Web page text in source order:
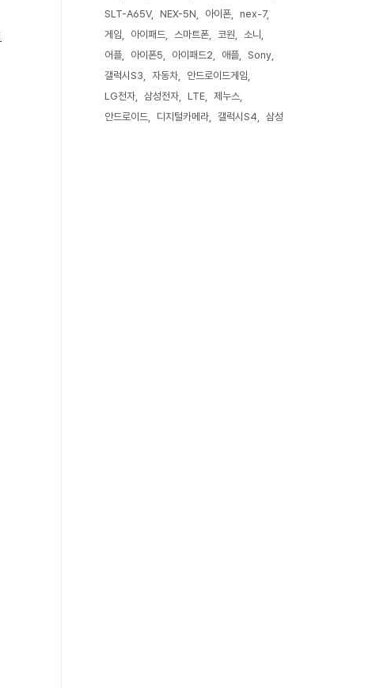
SLT-A65V
NEX-5N 아이폰
nex-7
게임
아이패드 스마트폰 코원
소니
어플
아이폰5 아이패드2 애플
Sony
갤럭시S3
자동차
안드로이드게임
LG전자
삼성전자 LTE
제누스
안드로이드
디지털카메라 갤럭시S4 삼성